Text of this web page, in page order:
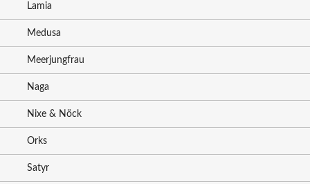
Lamia
Medusa
Meerjungfrau
Naga
Nixe & Nöck
Orks
Satyr